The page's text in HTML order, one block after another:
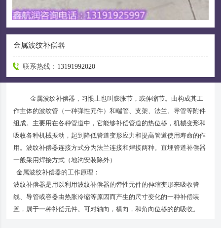
金属波纹补偿器
联系热线： 13191992020
金属波纹补偿器，习惯上也叫膨胀节，或伸缩节。由构成其工
作主体的波纹管（一种弹性元件）和端管、支架、法兰、导管等附件
组成。主要用在各种管道中，它能够补偿管道的热位移，机械变形和
吸收各种机械振动，起到降低管道变形应力和提高管道使用寿命的作
用。波纹补偿器连接方式分为法兰连接和焊接两种。直埋管道补偿器
一般采用焊接方式（地沟安装除外）
金属波纹补偿器的工作原理：
波纹补偿器是用以利用波纹补偿器的弹性元件的伸缩变形来吸收管
线、导管或容器由热胀冷缩等原因而产生的尺寸变化的一种补偿装
置，属于一种补偿元件。可对轴向，横向，和角向位移的的吸收。